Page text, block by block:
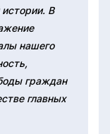
В
нашего
граждан
главных